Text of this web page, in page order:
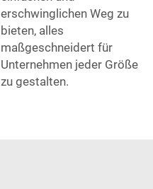
erschwinglichen Weg zu
bieten, alles
maßgeschneidert für
Unternehmen jeder Größe
zu gestalten.